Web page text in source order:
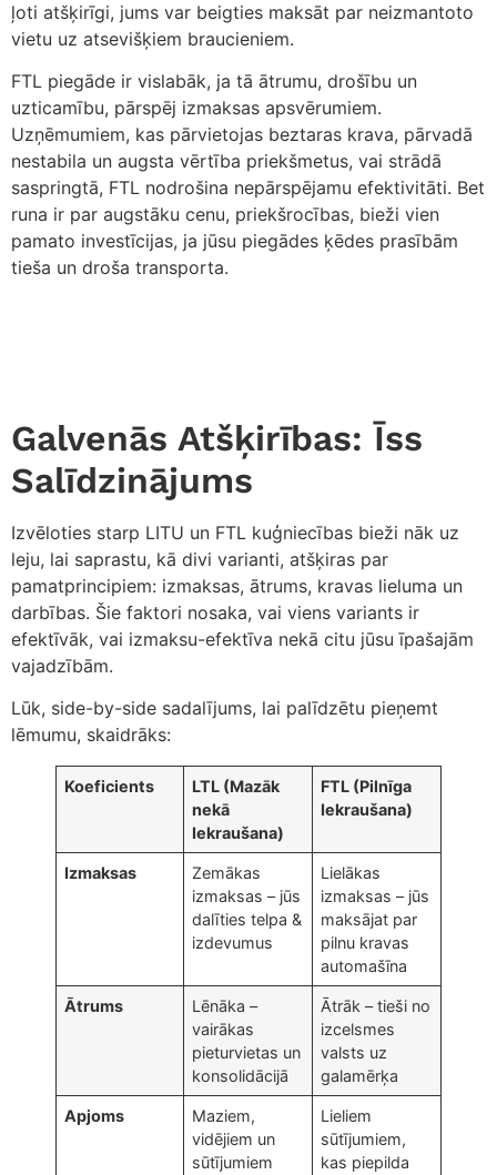
ļoti atšķirīgi, jums var beigties maksāt par neizmantoto
vietu uz atsevišķiem braucieniem.
FTL piegāde ir vislabāk, ja tā ātrumu, drošību un
uzticamību, pārspēj izmaksas apsvērumiem.
Uzņēmumiem, kas pārvietojas beztaras krava, pārvadā
nestabila un augsta vērtība priekšmetus, vai strādā
saspringtā, FTL nodrošina nepārspējamu efektivitāti. Bet
runa ir par augstāku cenu, priekšrocības, bieži vien
pamato investīcijas, ja jūsu piegādes ķēdes prasībām
tieša un droša transporta.
Galvenās Atšķirības: Īss
Salīdzinājums
Izvēloties starp LITU un FTL kuģniecības bieži nāk uz
leju, lai saprastu, kā divi varianti, atšķiras par
pamatprincipiem: izmaksas, ātrums, kravas lieluma un
darbības. Šie faktori nosaka, vai viens variants ir
efektīvāk, vai izmaksu-efektīva nekā citu jūsu īpašajām
vajadzībām.
Lūk, side-by-side sadalījums, lai palīdzētu pieņemt
lēmumu, skaidrāks:
Koeficients
LTL (Mazāk
nekā
Iekraušana)
FTL (Pilnīga
Iekraušana)
Izmaksas
Zemākas
izmaksas – jūs
dalīties telpa &
izdevumus
Lielākas
izmaksas – jūs
maksājat par
pilnu kravas
automašīna
Ātrums
Lēnāka –
vairākas
pieturvietas un
konsolidācijā
Ātrāk – tieši no
izcelsmes
valsts uz
galamērķa
Apjoms
Maziem,
vidējiem un
sūtījumiem
Lieliem
sūtījumiem,
kas piepilda